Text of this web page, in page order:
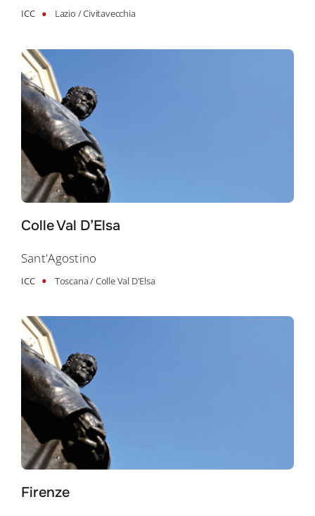
ICC • Lazio /Civitavecchia
Colle Val D’Elsa
Sant'Agostino
ICC • Toscana /Colle Val D'Elsa
Firenze